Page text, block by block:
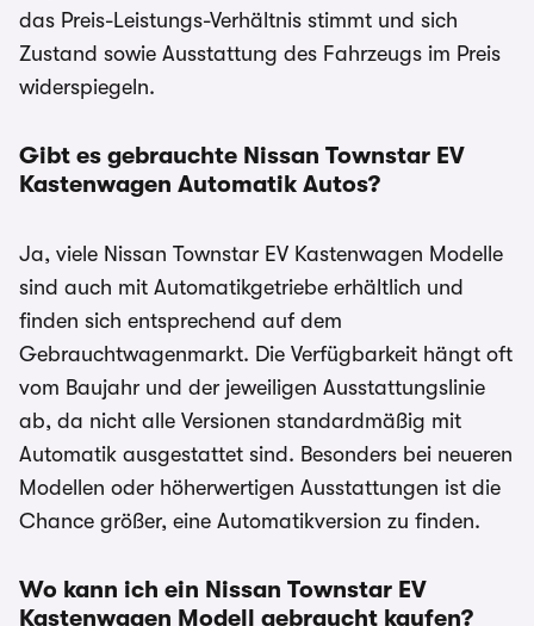
das Preis-Leistungs-Verhältnis stimmt und sich
Zustand sowie Ausstattung des Fahrzeugs im Preis
widerspiegeln.
Gibt es gebrauchte Nissan Townstar EV
Kastenwagen Automatik Autos?
Ja, viele Nissan Townstar EV Kastenwagen Modelle
sind auch mit Automatikgetriebe erhältlich und
finden sich entsprechend auf dem
Gebrauchtwagenmarkt. Die Verfügbarkeit hängt oft
vom Baujahr und der jeweiligen Ausstattungslinie
ab, da nicht alle Versionen standardmäßig mit
Automatik ausgestattet sind. Besonders bei neueren
Modellen oder höherwertigen Ausstattungen ist die
Chance größer, eine Automatikversion zu finden.
Wo kann ich ein Nissan Townstar EV
Kastenwagen Modell gebraucht kaufen?